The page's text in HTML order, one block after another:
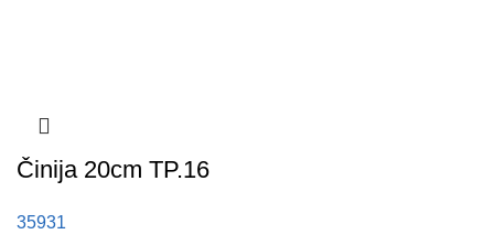
Činija 20cm TP.16
35931